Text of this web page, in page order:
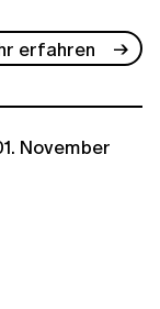
erfahren
November